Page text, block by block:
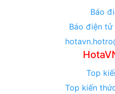
Báo
Báo điện tử
Top
Top kiến